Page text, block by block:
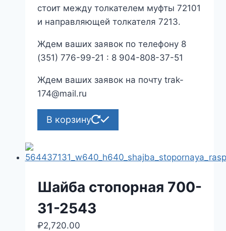
стоит между толкателем муфты 72101
и направляющей толкателя 7213.
Ждем ваших заявок по телефону 8
(351) 776-99-21 : 8 904-808-37-51
Ждем ваших заявок на почту trak-
174@mail.ru
В корзину
Шайба стопорная 700-
31-2543
₽2,720.00